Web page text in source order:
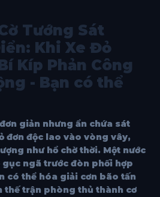
Tướng Sát
Khi Xe Đỏ
Kíp Phản Công
- Bạn có thể
giản nhưng ẩn chứa sát
đơn độc lao vào vòng vây,
như hổ chờ thời. Một nước
ngã trước đòn phối hợp
có thể hóa giải cơn bão tấn
thế trận phòng thủ thành cơ